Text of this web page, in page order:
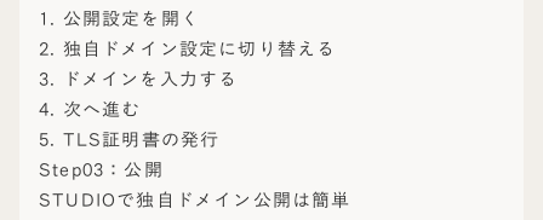
1. 公開設定を開く
2. 独自ドメイン設定に切り替える
3. ドメインを入力する
4. 次へ進む
5. TLS証明書の発行
Step03：公開
STUDIOで独自ドメイン公開は簡単